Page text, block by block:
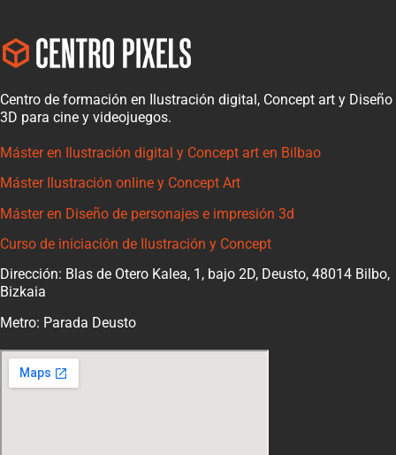
Centro de formación en Ilustración digital, Concept art y Diseño
3D para cine y videojuegos.
Máster en Ilustración digital y Concept art en Bilbao
Máster Ilustración online y Concept Art
Máster en Diseño de personajes e impresión 3d
Curso de iniciación de Ilustración y Concept
Dirección: Blas de Otero Kalea, 1, bajo 2D, Deusto, 48014 Bilbo,
Bizkaia
Metro: Parada Deusto